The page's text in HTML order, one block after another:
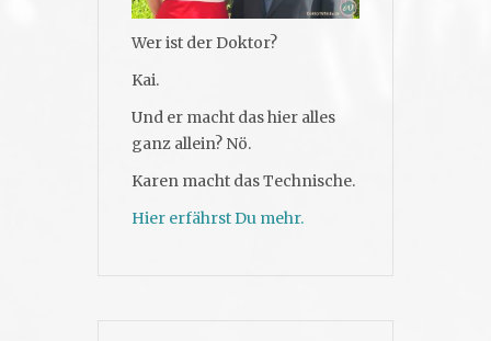
Wer ist der Doktor?
Kai.
Und er macht das hier alles
ganz allein? Nö.
Karen macht das Technische.
Hier erfährst Du mehr.